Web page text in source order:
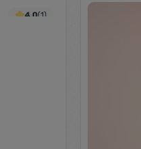
den
4.0(1)